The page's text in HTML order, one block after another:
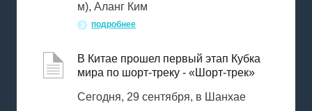
м), Аланг Ким
подробнее
В Китае прошел первый этап Кубка
мира по шорт-треку - «Шорт-трек»
Сегодня, 29 сентября, в Шанхае